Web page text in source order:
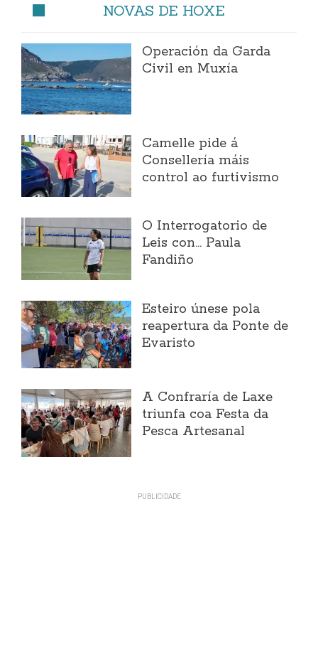
NOVAS DE HOXE
Operación da Garda
Civil en Muxía
Camelle pide á
Consellería máis
control ao furtivismo
O Interrogatorio de
Leis con... Paula
Fandiño
Esteiro únese pola
reapertura da Ponte de
Evaristo
A Confraría de Laxe
triunfa coa Festa da
Pesca Artesanal